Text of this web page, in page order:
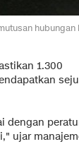
1.300
dengan
ujar